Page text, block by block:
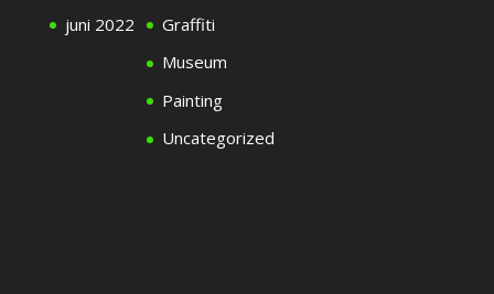
juni 2022
Graffiti
Museum
Painting
Uncategorized